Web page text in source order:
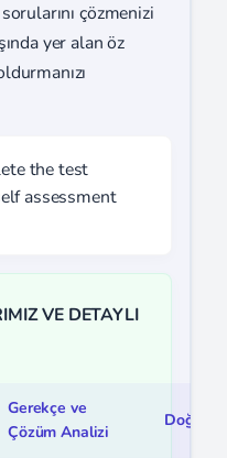
çözmenizi
yer alan öz
the test
assessment
VE DETAYLI
Gerekçe ve
Çözüm Analizi
Doğru